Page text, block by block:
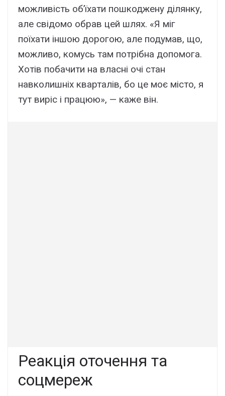
можливість об’їхати пошкоджену ділянку,
але свідомо обрав цей шлях. «Я міг
поїхати іншою дорогою, але подумав, що,
можливо, комусь там потрібна допомога.
Хотів побачити на власні очі стан
навколишніх кварталів, бо це моє місто, я
тут виріс і працюю», — каже він.
Реакція оточення та
соцмереж